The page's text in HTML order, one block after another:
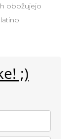
obožujejo
;)